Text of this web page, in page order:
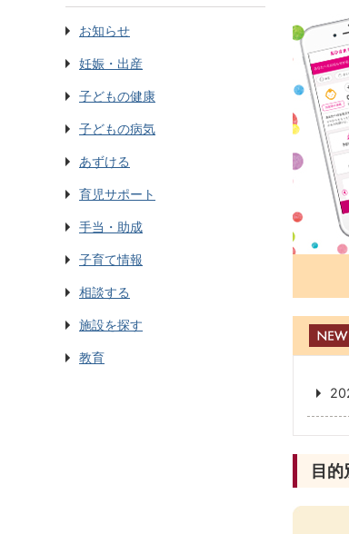
お知らせ
妊娠・出産
子どもの健康
子どもの病気
あずける
育児サポート
手当・助成
子育て情報
相談する
施設を探す
教育
目